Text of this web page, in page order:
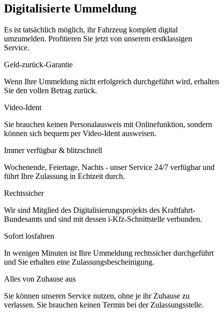
Digitalisierte Ummeldung
Es ist tatsächlich möglich, ihr Fahrzeug komplett digital
umzumelden. Profitieren Sie jetzt von unserem erstklassigen
Service.
Geld-zurück-Garantie
Wenn Ihre Ummeldung nicht erfolgreich durchgeführt wird, erhalten
Sie den vollen Betrag zurück.
Video-Ident
Sie brauchen keinen Personalausweis mit Onlinefunktion, sondern
können sich bequem per Video-Ident ausweisen.
Immer verfügbar & blitzschnell
Wochenende, Feiertage, Nachts - unser Service 24/7 verfügbar und
führt Ihre Zulassung in Echtzeit durch.
Rechtssicher
Wir sind Mitglied des Digitalisierungsprojekts des Kraftfahrt-
Bundesamts und sind mit dessen i-Kfz-Schnittstelle verbunden.
Sofort losfahren
In wenigen Minuten ist Ihre Ummeldung rechtssicher durchgeführt
und Sie erhalten eine Zulassungsbescheinigung.
Alles von Zuhause aus
Sie können unseren Service nutzen, ohne je ihr Zuhause zu
verlassen. Sie brauchen keinen Termin bei der Zulassungsstelle.